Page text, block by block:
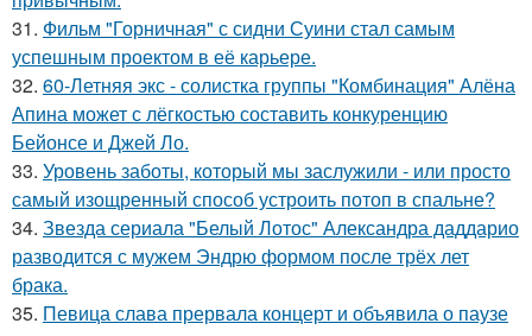
31. Фильм "Горничная" с сидни Суини стал самым
успешным проектом в её карьере.
32. 60-Летняя экс - солистка группы "Комбинация" Алёна
Апина может с лёгкостью составить конкуренцию
Бейонсе и Джей Ло.
33. Уровень заботы, который мы заслужили - или просто
самый изощренный способ устроить потоп в спальне?
34. Звезда сериала "Белый Лотос" Александра даддарио
разводится с мужем Эндрю формом после трёх лет
брака.
35. Певица слава прервала концерт и объявила о паузе